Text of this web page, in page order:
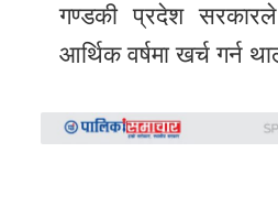
गण्डकी प्रदेश
आर्थिक वर्षमा खर्च गर्न